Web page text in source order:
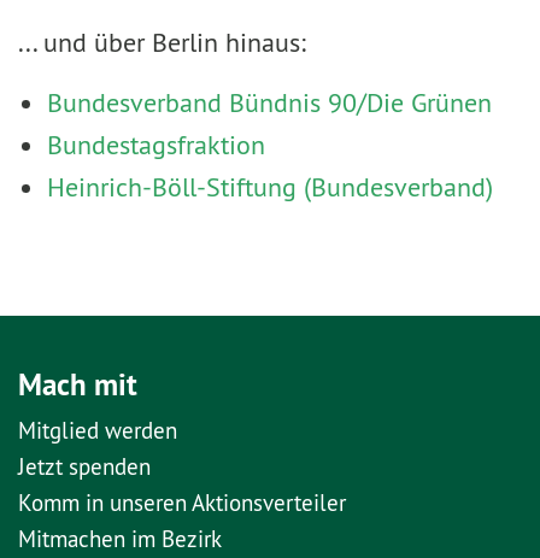
... und über Berlin hinaus:
Bundesverband Bündnis 90/Die Grünen
Bundestagsfraktion
Heinrich-Böll-Stiftung (Bundesverband)
Mach mit
Mitglied werden
Jetzt spenden
Komm in unseren Aktionsverteiler
Mitmachen im Bezirk